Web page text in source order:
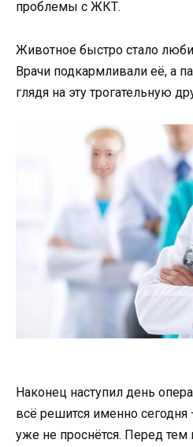
проблемы с ЖКТ.
Животное быстро стало
Врачи подкармливали её, а
глядя на эту трогательную
Наконец наступил день
всё решится именно
уже не проснётся. Перед тем